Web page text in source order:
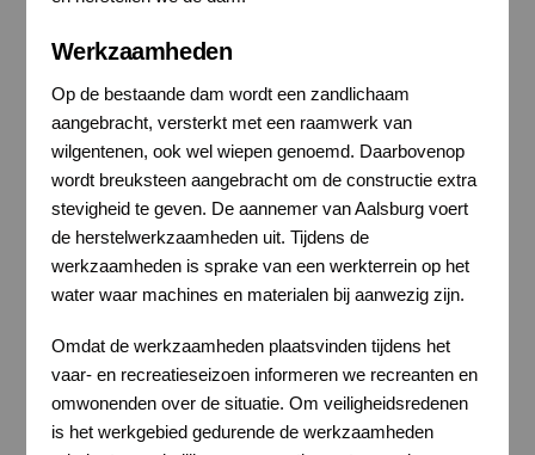
Werkzaamheden
Op de bestaande dam wordt een zandlichaam
aangebracht, versterkt met een raamwerk van
wilgentenen, ook wel wiepen genoemd. Daarbovenop
wordt breuksteen aangebracht om de constructie extra
stevigheid te geven. De aannemer van Aalsburg voert
de herstelwerkzaamheden uit. Tijdens de
werkzaamheden is sprake van een werkterrein op het
water waar machines en materialen bij aanwezig zijn.
Omdat de werkzaamheden plaatsvinden tijdens het
vaar- en recreatieseizoen informeren we recreanten en
omwonenden over de situatie. Om veiligheidsredenen
is het werkgebied gedurende de werkzaamheden